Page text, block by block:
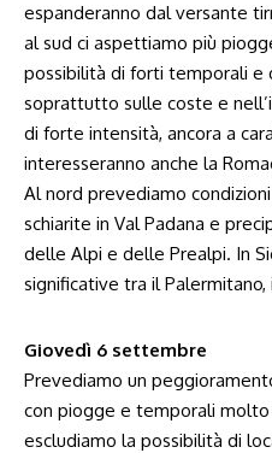
espanderanno dal versante
al sud ci aspettiamo più
possibilità di forti temporali e
soprattutto sulle coste e
di forte intensità, ancora a
interesseranno anche la
Al nord prevediamo
schiarite in Val Padana e
delle Alpi e delle Prealpi. In
significative tra il
Giovedì 6 settembre
Prevediamo un
con piogge e temporali molto
escludiamo la possibilità di